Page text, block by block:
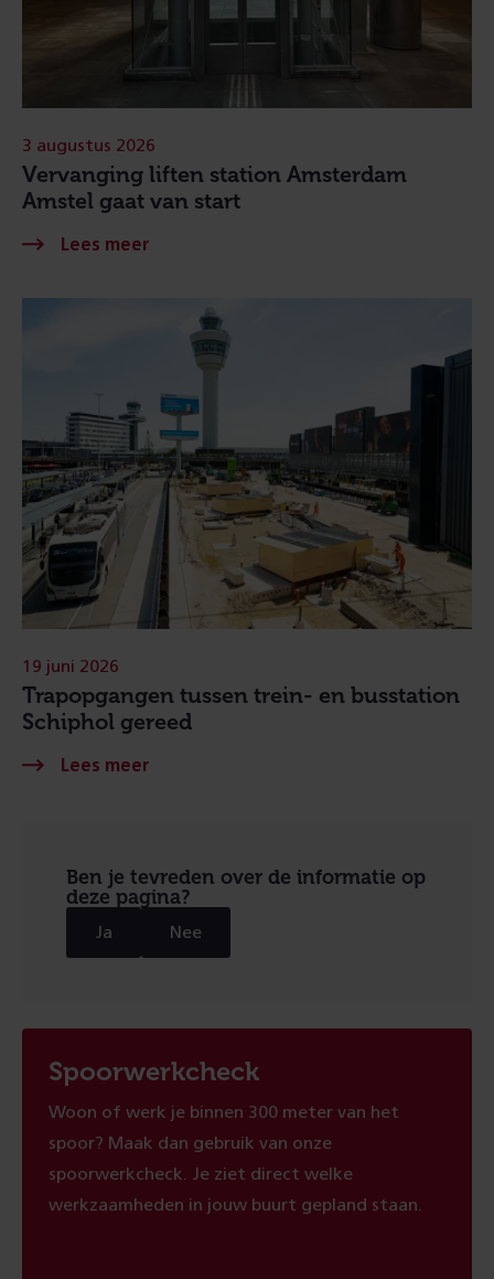
Vervanging liften station Amsterdam
Amstel gaat van start
3 augustus 2026
Trapopgangen tussen trein- en busstation
Schiphol gereed
19 juni 2026
Ben je tevreden over de informatie op
deze pagina?
Ja Nee
Spoorwerkcheck
Woon of werk je binnen 300 meter van het
spoor? Maak dan gebruik van onze
spoorwerkcheck. Je ziet direct welke
werkzaamheden in jouw buurt gepland staan.